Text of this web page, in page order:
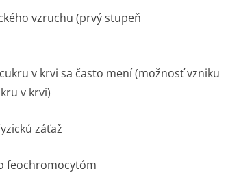
vzruchu (prvý stupeň
v krvi sa často mení (možnosť vzniku
v krvi)
záťaž
feochromocytóm